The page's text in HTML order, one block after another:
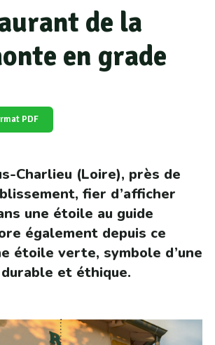
de la
en grade
PDF
Charlieu (Loire), près de
fier d’afficher
une étoile au guide
également depuis ce
étoile verte, symbole d’une
et éthique.